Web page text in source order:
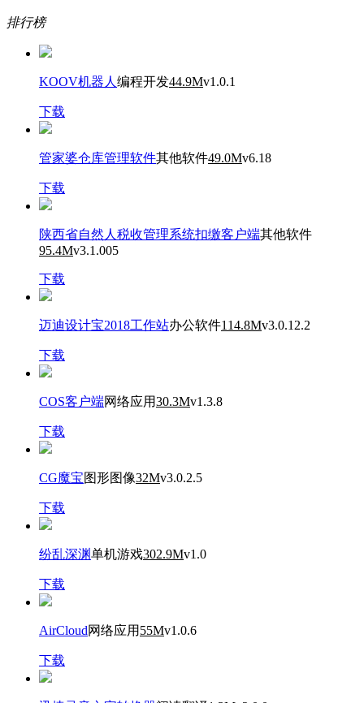
排行榜
KOOV机器人 编程开发44.9Mv1.0.1
下载
管家婆仓库管理软件其他软件49.0Mv6.18
下载
陕西省自然人税收管理系统扣缴客户端其他软件
95.4Mv3.1.005
下载
迈迪设计宝2018工作站办公软件114.8Mv3.0.12.2
下载
COS客户端网络应用30.3Mv1.3.8
下载
CG魔宝图形图像32Mv3.0.2.5
下载
纷乱深渊单机游戏302.9Mv1.0
下载
AirCloud网络应用 55Mv1.0.6
下载